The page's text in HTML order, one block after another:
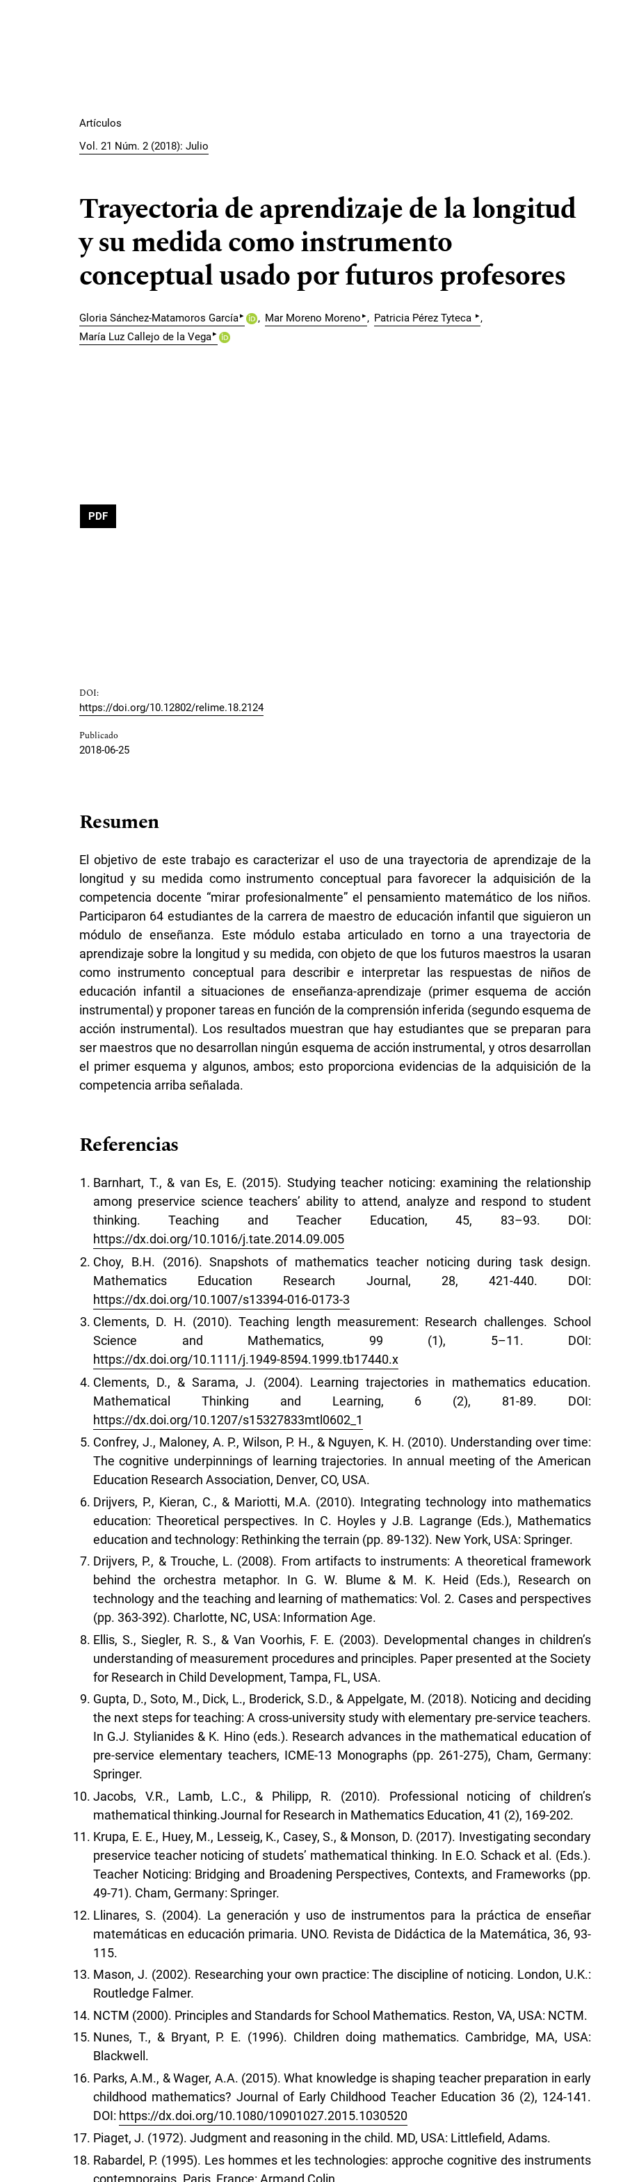
Artículos
Vol. 21 Núm. 2 (2018): Julio
Trayectoria de aprendizaje de la longitud
y su medida como instrumento
conceptual usado por futuros profesores
Gloria Sánchez-Matamoros García▸ Mar Moreno Moreno ▸ Patricia Pérez Tyteca ▸
María Luz Callejo de la Vega▸
PDF
DOI:
https://doi.org/10.12802/relime.18.2124
Publicado
2018-06-25
Resumen
El objetivo de este trabajo es caracterizar el uso de una trayectoria de aprendizaje de la
longitud y su medida como instrumento conceptual para favorecer la adquisición de la
competencia docente “mirar profesionalmente” el pensamiento matemático de los niños.
Participaron 64 estudiantes de la carrera de maestro de educación infantil que siguieron un
módulo de enseñanza. Este módulo estaba articulado en torno a una trayectoria de
aprendizaje sobre la longitud y su medida, con objeto de que los futuros maestros la usaran
como instrumento conceptual para describir e interpretar las respuestas de niños de
educación infantil a situaciones de enseñanza-aprendizaje (primer esquema de acción
instrumental) y proponer tareas en función de la comprensión inferida (segundo esquema de
acción instrumental). Los resultados muestran que hay estudiantes que se preparan para
ser maestros que no desarrollan ningún esquema de acción instrumental, y otros desarrollan
el primer esquema y algunos, ambos; esto proporciona evidencias de la adquisición de la
competencia arriba señalada.
Referencias
Barnhart, T., & van Es, E. (2015). Studying teacher noticing: examining the relationship
among preservice science teachers’ ability to attend, analyze and respond to student
thinking. Teaching and Teacher Education, 45, 83–93. DOI:
https://dx.doi.org/10.1016/j.tate.2014.09.005
Choy, B.H. (2016). Snapshots of mathematics teacher noticing during task design.
Mathematics Education Research Journal, 28, 421-440. DOI:
https://dx.doi.org/10.1007/s13394-016-0173-3
Clements, D. H. (2010). Teaching length measurement: Research challenges. School
Science and Mathematics, 99 (1), 5–11. DOI:
https://dx.doi.org/10.1111/j.1949-8594.1999.tb17440.x
Clements, D., & Sarama, J. (2004). Learning trajectories in mathematics education.
Mathematical Thinking and Learning, 6 (2), 81-89. DOI:
https://dx.doi.org/10.1207/s15327833mtl0602_1
Confrey, J., Maloney, A. P., Wilson, P. H., & Nguyen, K. H. (2010). Understanding over time:
The cognitive underpinnings of learning trajectories. In annual meeting of the American
Education Research Association, Denver, CO, USA.
Drijvers, P., Kieran, C., & Mariotti, M.A. (2010). Integrating technology into mathematics
education: Theoretical perspectives. In C. Hoyles y J.B. Lagrange (Eds.), Mathematics
education and technology: Rethinking the terrain (pp. 89-132). New York, USA: Springer.
Drijvers, P., & Trouche, L. (2008). From artifacts to instruments: A theoretical framework
behind the orchestra metaphor. In G. W. Blume & M. K. Heid (Eds.), Research on
technology and the teaching and learning of mathematics: Vol. 2. Cases and perspectives
(pp. 363-392). Charlotte, NC, USA: Information Age.
Ellis, S., Siegler, R. S., & Van Voorhis, F. E. (2003). Developmental changes in children’s
understanding of measurement procedures and principles. Paper presented at the Society
for Research in Child Development, Tampa, FL, USA.
Gupta, D., Soto, M., Dick, L., Broderick, S.D., & Appelgate, M. (2018). Noticing and deciding
the next steps for teaching: A cross-university study with elementary pre-service teachers.
In G.J. Stylianides & K. Hino (eds.). Research advances in the mathematical education of
pre-service elementary teachers, ICME-13 Monographs (pp. 261-275), Cham, Germany:
Springer.
Jacobs, V.R., Lamb, L.C., & Philipp, R. (2010). Professional noticing of children’s
mathematical thinking.Journal for Research in Mathematics Education, 41 (2), 169-202.
Krupa, E. E., Huey, M., Lesseig, K., Casey, S., & Monson, D. (2017). Investigating secondary
preservice teacher noticing of studets’ mathematical thinking. In E.O. Schack et al. (Eds.).
Teacher Noticing: Bridging and Broadening Perspectives, Contexts, and Frameworks (pp.
49-71). Cham, Germany: Springer.
Llinares, S. (2004). La generación y uso de instrumentos para la práctica de enseñar
matemáticas en educación primaria. UNO. Revista de Didáctica de la Matemática, 36, 93-
115.
Mason, J. (2002). Researching your own practice: The discipline of noticing. London, U.K.:
Routledge Falmer.
NCTM (2000). Principles and Standards for School Mathematics. Reston, VA, USA: NCTM.
Nunes, T., & Bryant, P. E. (1996). Children doing mathematics. Cambridge, MA, USA:
Blackwell.
Parks, A.M., & Wager, A.A. (2015). What knowledge is shaping teacher preparation in early
childhood mathematics? Journal of Early Childhood Teacher Education 36 (2), 124-141.
DOI: https://dx.doi.org/10.1080/10901027.2015.1030520
Piaget, J. (1972). Judgment and reasoning in the child. MD, USA: Littlefield, Adams.
Rabardel, P. (1995). Les hommes et les technologies: approche cognitive des instruments
contemporains. Paris, France: Armand Colin.